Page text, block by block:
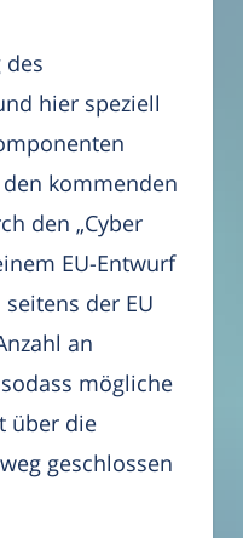
hier speziell
kommenden
den „Cyber
EU-Entwurf
der EU
an
mögliche
über die
geschlossen